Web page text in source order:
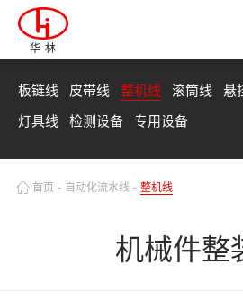
华林
板链线 皮带线 整机线 滚筒线 悬
灯具线
检测设备 专用设备
首页 - 自动化流水线 - 整机线
机械件整